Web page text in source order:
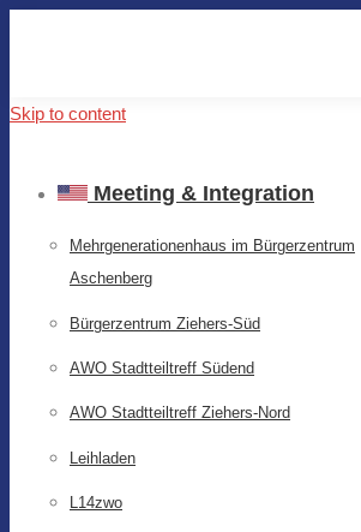
Skip to content
Meeting & Integration
Mehrgenerationenhaus im Bürgerzentrum
Aschenberg
Bürgerzentrum Ziehers-Süd
AWO Stadtteiltreff Südend
AWO Stadtteiltreff Ziehers-Nord
Leihladen
L14zwo